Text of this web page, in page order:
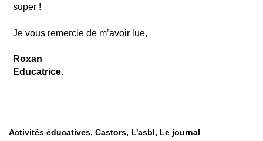
super !
Je vous remercie de m’avoir lue,
Roxan
Educatrice.
Activités éducatives Castors L'asbl Le journal